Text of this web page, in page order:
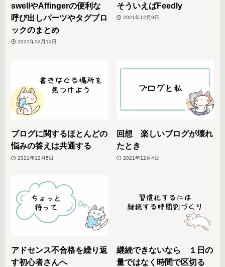
swellやAffingerの便利な
呼び出しパーツやタグブロ
ックのまとめ
2021年12月12日
そういえばFeedly
2021年12月9日
ブログに関するほとんどの
悩みの答えは共通する
2021年12月5日
回想 楽しいブログが壊れ
たとき
2021年12月4日
アドセンス不合格を繰り返
す初心者さんへ
継続できないなら １日の
量ではなく時間で区切る